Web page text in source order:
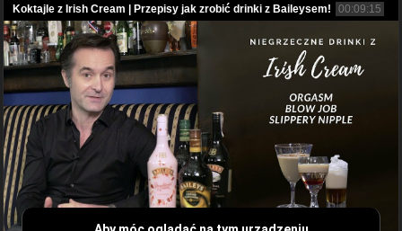
Koktajle z Irish Cream | Przepisy jak zrobić drinki z Baileysem! 00:09:15